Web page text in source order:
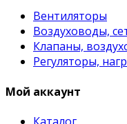
Вентиляторы
Воздуховоды,
Клапаны,
Регуляторы,
Мой аккаунт